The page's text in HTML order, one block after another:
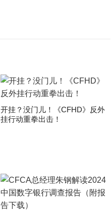
开挂？没门儿！《CFHD》反外
挂行动重拳出击！